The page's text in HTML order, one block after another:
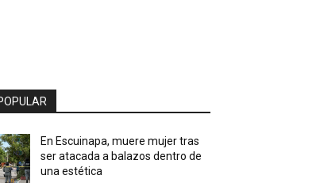
En Escuinapa, muere mujer tras
ser atacada a balazos dentro de
una estética